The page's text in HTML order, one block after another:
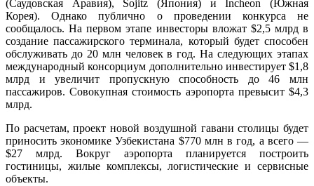
(Саудовская Аравия), Sojitz (Япония) и Incheon (Южная
Корея). Однако публично о проведении конкурса не
сообщалось. На первом этапе инвесторы вложат $2,5 млрд в
создание пассажирского терминала, который будет способен
обслуживать до 20 млн человек в год. На следующих этапах
международный консорциум дополнительно инвестирует $1,8
млрд и увеличит пропускную способность до 46 млн
пассажиров. Совокупная стоимость аэропорта превысит $4,3
млрд.
По расчетам, проект новой воздушной гавани столицы будет
приносить экономике Узбекистана $770 млн в год, а всего —
$27 млрд. Вокруг аэропорта планируется построить
гостиницы, жилые комплексы, логистические и сервисные
объекты.